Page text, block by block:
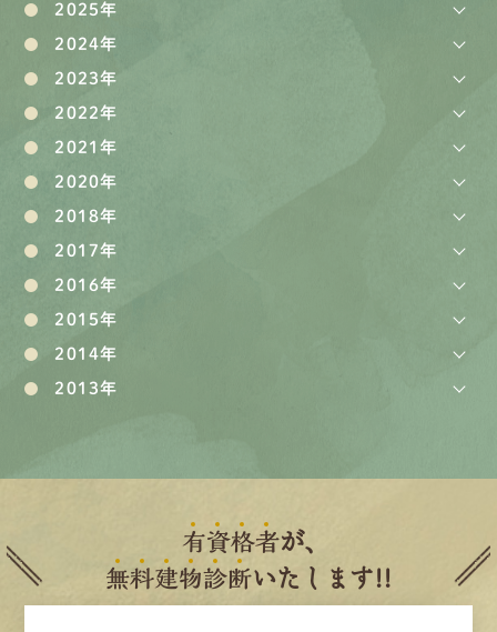
2025年
2024年
2023年
2022年
2021年
2020年
2018年
2017年
2016年
2015年
2014年
2013年
有資格者が、
無料建物診断いたします!!